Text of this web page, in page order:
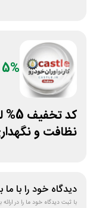
5%
کد
نظافت و
دیدگاه خود را با ما
با ثبت دیدگاه خود ما را در